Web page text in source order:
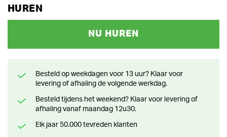
HUREN
NU HUREN
Besteld op weekdagen voor 13 uur? Klaar voor
levering of afhaling de volgende werkdag.
Besteld tijdens het weekend? Klaar voor levering of
afhaling vanaf maandag 12u30.
Elk jaar 50.000 tevreden klanten